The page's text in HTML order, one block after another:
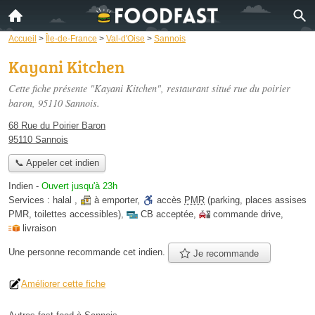
Accueil > Île-de-France > Val-d'Oise > Sannois
Kayani Kitchen
Cette fiche présente "Kayani Kitchen", restaurant situé rue du poirier
baron, 95110 Sannois.
68 Rue du Poirier Baron
95110 Sannois
📞 Appeler cet indien
Indien - Ouvert jusqu'à 23h
Services : halal , à emporter, accès PMR (parking, places assises
PMR, toilettes accessibles), CB acceptée, commande drive,
livraison
Une personne recommande cet indien. Je recommande
Améliorer cette fiche